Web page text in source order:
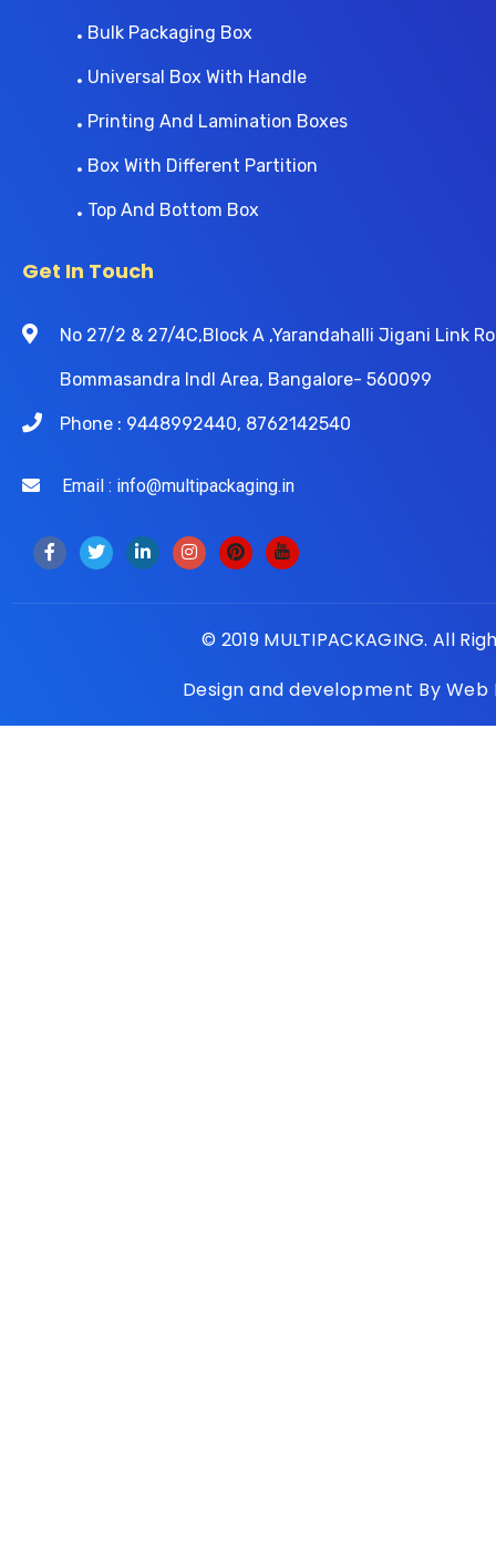
Bulk Packaging Box
Universal Box With Handle
Printing And Lamination Boxes
Box With Different Partition
Top And Bottom Box
Get In Touch
No 27/2 & 27/4C,Block A ,Yarandahalli Jigani Link
Bommasandra Indl Area, Bangalore- 560099
Phone : 9448992440, 8762142540
Email : info@multipackaging.in
© 2019 MULTIPACKAGING. All
Design and development By Web